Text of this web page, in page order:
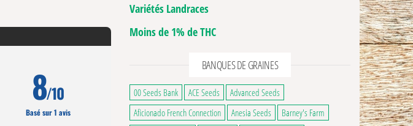
8/10
Basé sur 1 avis
Variétés Landraces
Moins de 1% de THC
BANQUES DE GRAINES
00 Seeds Bank ACE Seeds
Advanced Seeds
Aficionado French Connection
Anesia Seeds
Barney's Farm